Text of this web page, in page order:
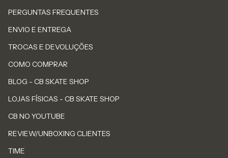
PERGUNTAS FREQUENTES
ENVIO E ENTREGA
TROCAS E DEVOLUÇÕES
COMO COMPRAR
BLOG - CB SKATE SHOP
LOJAS FÍSICAS - CB SKATE SHOP
CB NO YOUTUBE
REVIEW/UNBOXING CLIENTES
TIME